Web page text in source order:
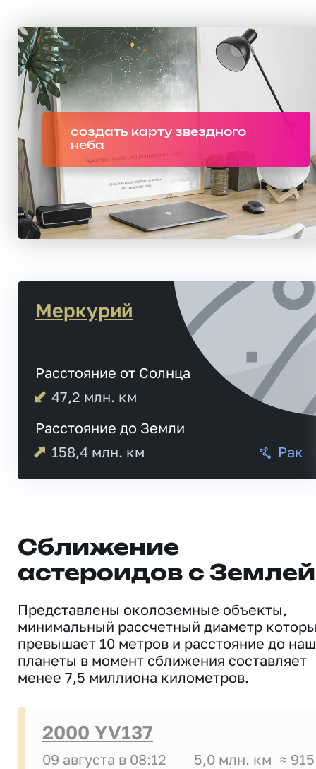
создать карту звездного
неба
Меркурий
Расстояние от Солнца
47,2 млн. км
Расстояние до Земли
158,4 млн. км Рак
Сближение
астероидов с Землей
Представлены околоземные объекты,
минимальный рассчетный диаметр
превышает 10 метров и расстояние до
планеты в момент сближения составляет
менее 7,5 миллиона километров.
2000 YV137
09 августа в 08:12 5,0 млн. км ≈